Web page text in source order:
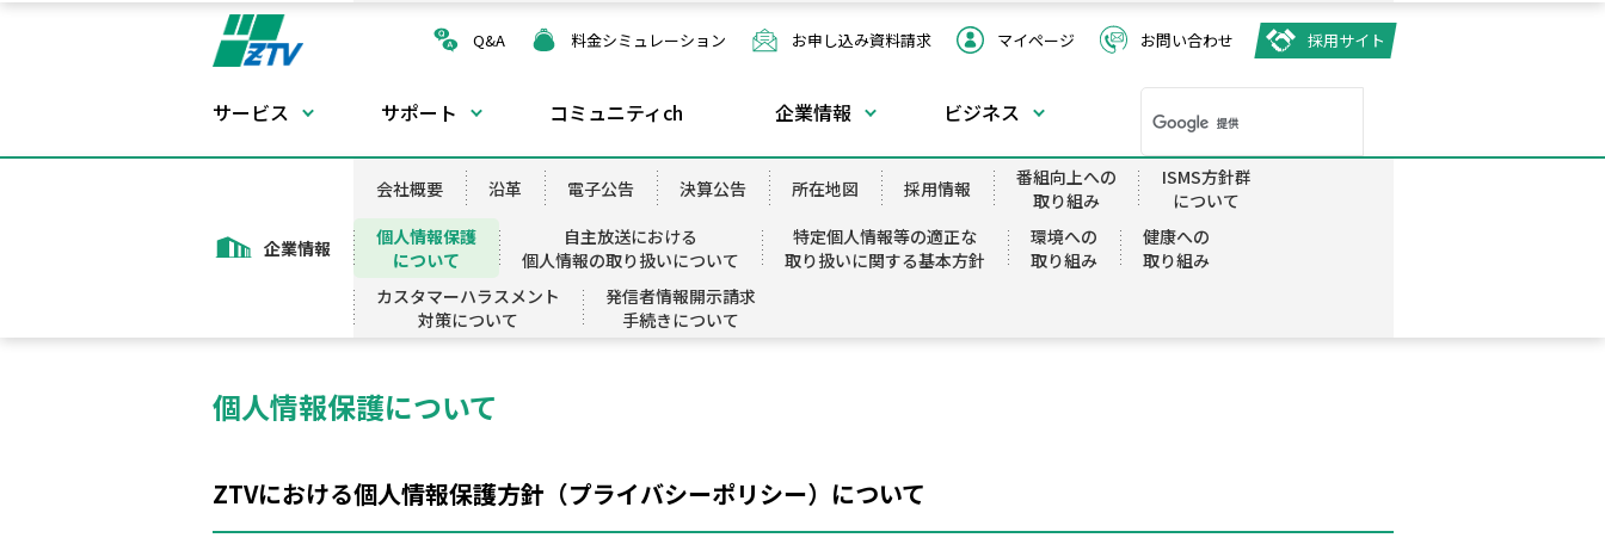
Q&A 料金シミュレーション お申し込み資料請求 マイページ お問い合わせ 採用サイト
サービス
ケーブルテレビ
放送チャンネル
コミュニティch
配信サービス
工事
電子番組表
インターネット
Z-LAN Air 5G
Wi-Fiルーターレンタル
モバイル
料金
固定電話
サポート
ケーブルテレビ
モバイル
固定電話
端末機器返却
インターネット
WEBメール
メール設定・オプション登録
サポート業者一覧
Q&A
未加入者さま
コミュニティch
企業情報
電子公告
決算公告
採用情報
番組向上への取り組み
個人情報保護について
ISMS方針群について
発信者情報開示請求手続きに
ビジネス
代理店一覧
インターネットサービス
広域イーサネットサービス
帯域保証型サービス
ドメイン管理＆ホスティングサービス
固定IP接続
企業情報
会社概要 沿革 電子公告 決算公告 所在地図 採用情報
番組向上への
取り組み
ISMS方針群
について
個人情報保護
について
自主放送における
個人情報の取り扱いについて
特定個人情報等の適正な
取り扱いに関する基本方針
環境への
取り組み
健康への
取り組み
カスタマーハラスメント
対策について
発信者情報開示請求
手続きについて
個人情報保護について
ZTVにおける個人情報保護方針（プライバシーポリシー）について